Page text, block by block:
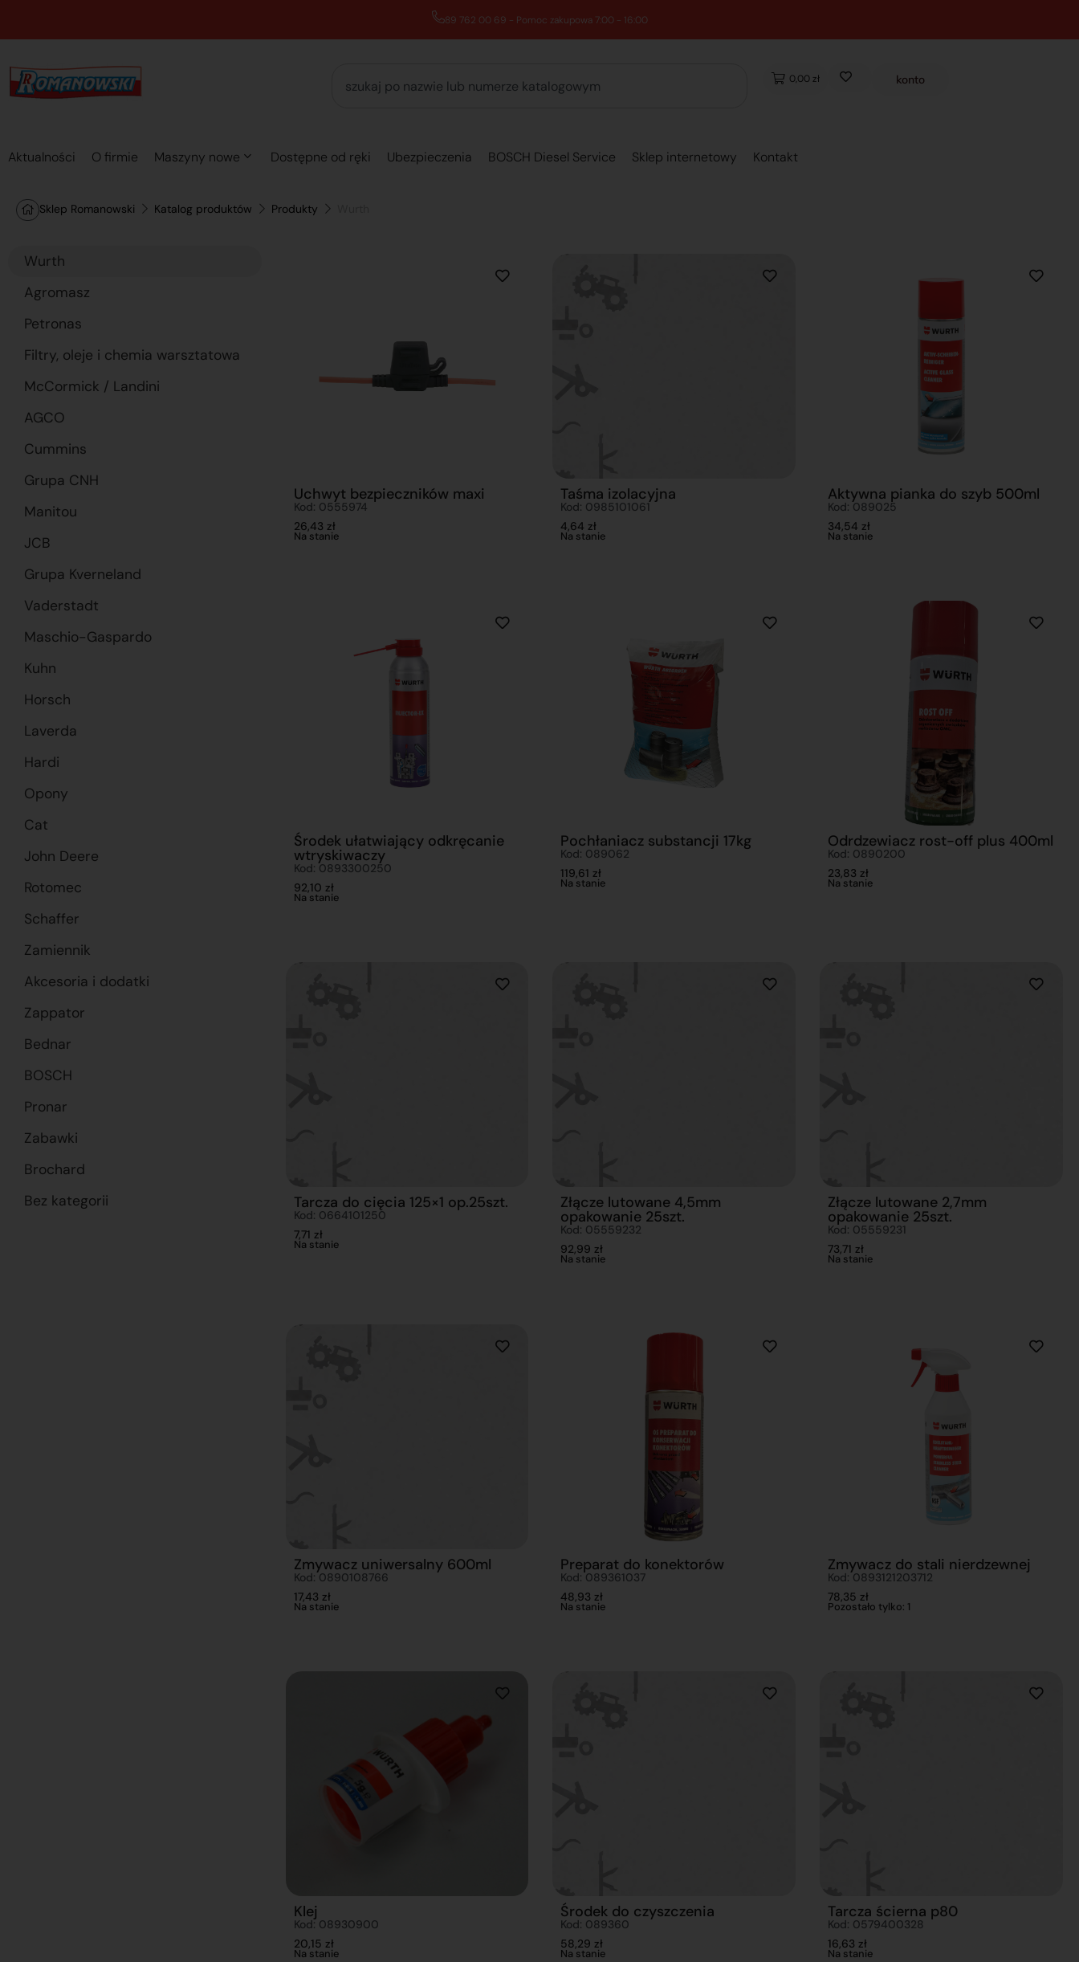
89 762 00 69 - Pomoc zakupowa 7:00 - 16:00
0,00 zł konto
Aktualności O firmie Maszyny nowe Dostępne od ręki Ubezpieczenia BOSCH Diesel Service Sklep internetowy Kontakt
Sklep Romanowski Katalog produktów Produkty
Wurth
Agromasz
Petronas
Filtry, oleje i chemia warsztatowa
McCormick / Landini
AGCO
Cummins
Grupa CNH
Manitou
JCB
Grupa Kverneland
Vaderstadt
Maschio-Gaspardo
Kuhn
Horsch
Laverda
Hardi
Opony
Cat
John Deere
Rotomec
Schaffer
Zamiennik
Akcesoria i dodatki
Zappator
Bednar
BOSCH
Pronar
Zabawki
Brochard
Bez kategorii
Uchwyt bezpieczników maxi
Kod: 0555974
26,43 zł
Na stanie
Taśma izolacyjna
Kod: 0985101061
4,64 zł
Na stanie
Aktywna pianka do szyb 500ml
Kod: 089025
34,54 zł
Na stanie
Środek ułatwiający odkręcanie
wtryskiwaczy
Kod: 0893300250
92,10 zł
Na stanie
Pochłaniacz substancji 17kg
Kod: 089062
119,61 zł
Na stanie
Odrdzewiacz rost-off plus 400ml
Kod: 0890200
23,83 zł
Na stanie
Tarcza do cięcia 125×1 op.25szt.
Kod: 0664101250
7,71 zł
Na stanie
Złącze lutowane 4,5mm
opakowanie 25szt.
Kod: 05559232
92,99 zł
Na stanie
Złącze lutowane 2,7mm
opakowanie 25szt.
Kod: 05559231
73,71 zł
Na stanie
Zmywacz uniwersalny 600ml
Kod: 0890108766
17,43 zł
Na stanie
Preparat do konektorów
Kod: 089361037
48,93 zł
Na stanie
Zmywacz do stali nierdzewnej
Kod: 0893121203712
78,35 zł
Pozostało tylko: 1
Klej
Kod: 08930900
20,15 zł
Na stanie
Środek do czyszczenia
Kod: 089360
58,29 zł
Na stanie
Tarcza ścierna p80
Kod: 0579400328
16,63 zł
Na stanie